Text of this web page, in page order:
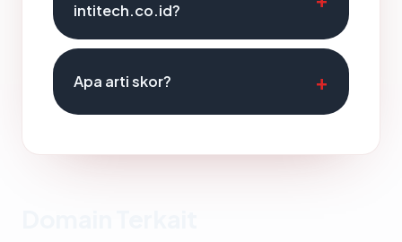
intitech.co.id?
Apa arti skor?